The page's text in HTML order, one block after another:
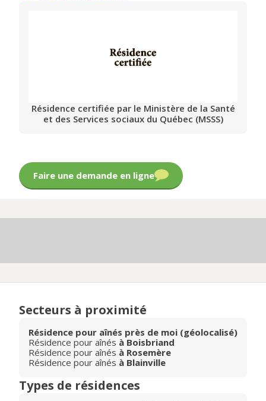
Résidence certifiée par le Ministère de la Santé
et des Services sociaux du Québec (MSSS)
Faire une demande en ligne
Secteurs à proximité
Résidence pour aînés près de moi (géolocalisé)
Résidence pour aînés à Boisbriand
Résidence pour aînés à Rosemère
Résidence pour aînés à Blainville
Types de résidences